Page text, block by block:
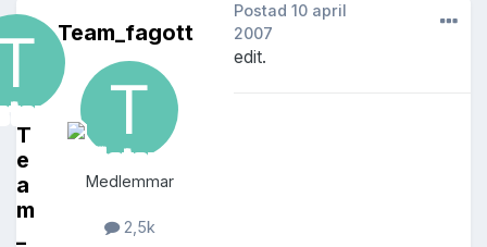
T
e
a
m
_
Team_fagott
Medlemmar
2,5k
Postad 10 april
2007
edit.